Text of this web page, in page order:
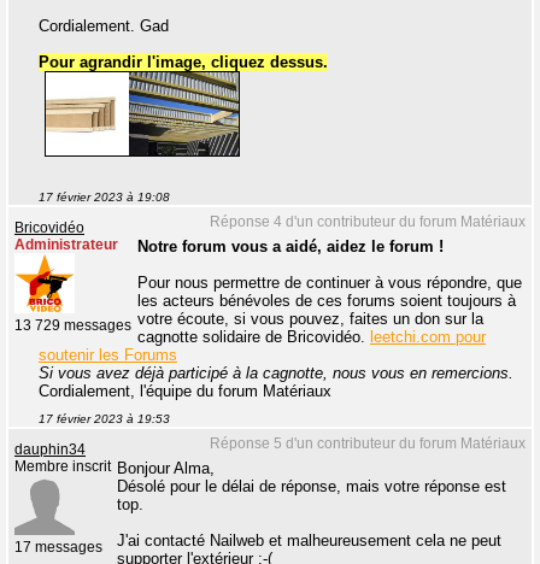
Cordialement. Gad
Pour agrandir l'image, cliquez dessus.
17 février 2023 à 19:08
Réponse 4 d'un contributeur du forum Matériaux
Bricovidéo
Administrateur
13 729 messages
Notre forum vous a aidé, aidez le forum !
Pour nous permettre de continuer à vous répondre, que
les acteurs bénévoles de ces forums soient toujours à
votre écoute, si vous pouvez, faites un don sur la
cagnotte solidaire de Bricovidéo. leetchi.com pour
soutenir les Forums
Si vous avez déjà participé à la cagnotte, nous vous en remercions.
Cordialement, l'équipe du forum Matériaux
17 février 2023 à 19:53
Réponse 5 d'un contributeur du forum Matériaux
dauphin34
Membre inscrit
17 messages
Bonjour Alma,
Désolé pour le délai de réponse, mais votre réponse est
top.
J'ai contacté Nailweb et malheureusement cela ne peut
supporter l'extérieur :-(